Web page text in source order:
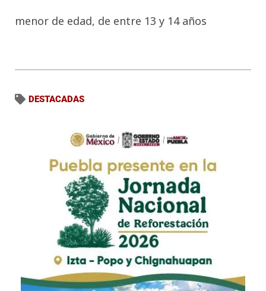
menor de edad, de entre 13 y 14 años
DESTACADAS